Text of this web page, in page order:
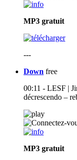
MP3 gratuit
---
Down free
00:11 - LESF |
décrescendo –
MP3 gratuit